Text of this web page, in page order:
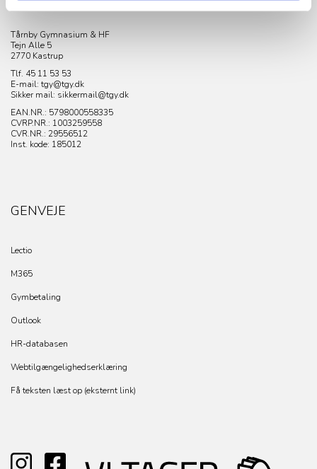
Tårnby Gymnasium & HF
Tejn Alle 5
2770 Kastrup
Tlf. 45 11 53 53
E-mail: tgy@tgy.dk
Sikker mail: sikkermail@tgy.dk
EAN.NR.: 5798000558335
CVRP.NR.: 1003259558
CVR.NR.: 29556512
Inst. kode: 185012
GENVEJE
Lectio
M365
Gymbetaling
Outlook
HR-databasen
Webtilgængelighedserklæring
Få teksten læst op (eksternt link)